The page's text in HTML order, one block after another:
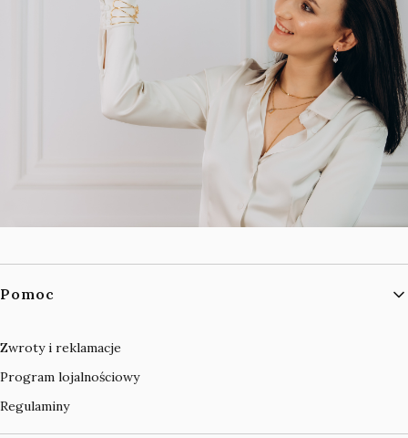
Linki w stopce
Pomoc
Zwroty i reklamacje
Program lojalnościowy
Regulaminy